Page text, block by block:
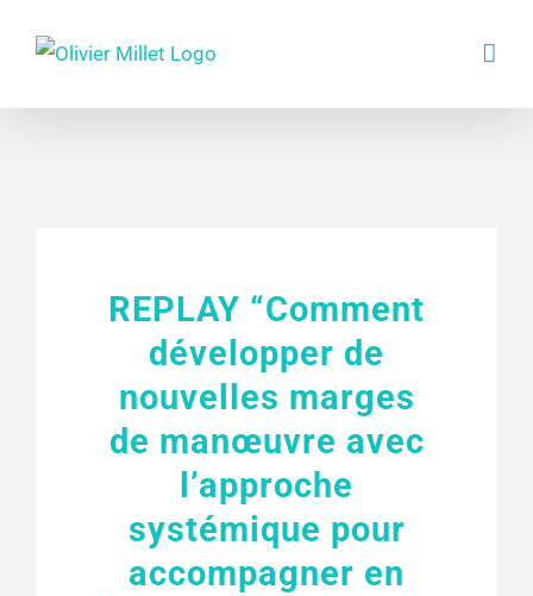
REPLAY “Comment
développer de
nouvelles marges
de manœuvre avec
l’approche
systémique pour
accompagner en